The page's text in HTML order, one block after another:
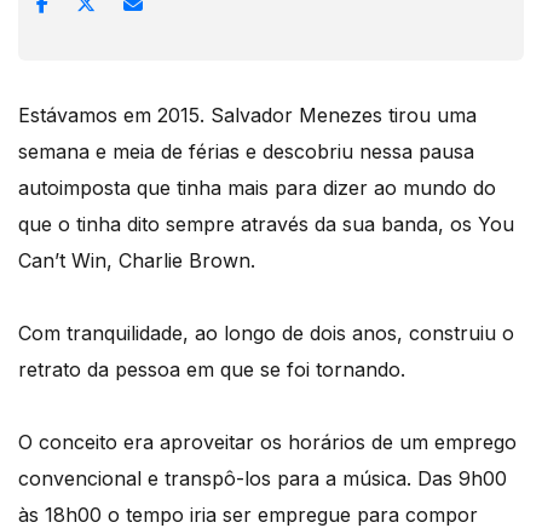
Estávamos em 2015. Salvador Menezes tirou uma
semana e meia de férias e descobriu nessa pausa
autoimposta que tinha mais para dizer ao mundo do
que o tinha dito sempre através da sua banda, os You
Can’t Win, Charlie Brown.
Com tranquilidade, ao longo de dois anos, construiu o
retrato da pessoa em que se foi tornando.
O conceito era aproveitar os horários de um emprego
convencional e transpô-los para a música. Das 9h00
às 18h00 o tempo iria ser empregue para compor